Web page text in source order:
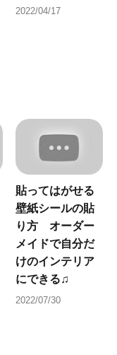
2022/04/17
貼ってはがせる
壁紙シールの貼
り方 オーダー
メイドで自分だ
けのインテリア
にできる♫
2022/07/30